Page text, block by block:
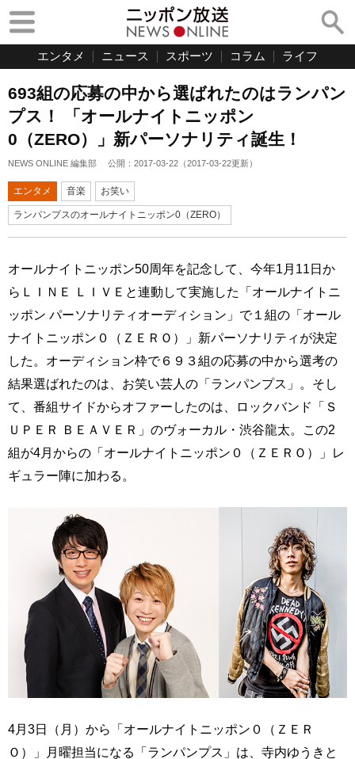
エンタメ ニュース スポーツ コラム ライフ
693組の応募の中から選ばれたのはランパン
プス！ 「オールナイトニッポン
0（ZERO）」新パーソナリティ誕生！
NEWS ONLINE 編集部 公開： 2017-03-22 （2017-03-22更新）
エンタメ 音楽 お笑い
ランパンプスのオールナイトニッポン0（ZERO）
オールナイトニッポン50周年を記念して、今年1月11日か
らＬＩＮＥ ＬＩＶＥと連動して実施した「オールナイトニ
ッポン パーソナリティオーディション」で１組の「オール
ナイトニッポン０（ＺＥＲＯ）」新パーソナリティが決定
した。オーディション枠で６９３組の応募の中から選考の
結果選ばれたのは、お笑い芸人の「ランパンプス」。そし
て、番組サイドからオファーしたのは、ロックバンド「Ｓ
ＵＰＥＲ ＢＥＡＶＥＲ」のヴォーカル・渋谷龍太。この2
組が4月からの「オールナイトニッポン０（ＺＥＲＯ）」レ
ギュラー陣に加わる。
4月3日（月）から「オールナイトニッポン０（ＺＥＲ
Ｏ）」月曜担当になる「ランパンプス」は、寺内ゆうきと